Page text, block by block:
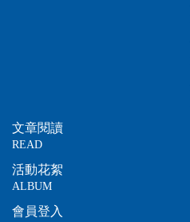
文章閱讀
READ
活動花絮
ALBUM
會員登入